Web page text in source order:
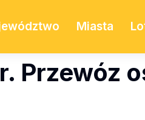
Miasta
Przewóz